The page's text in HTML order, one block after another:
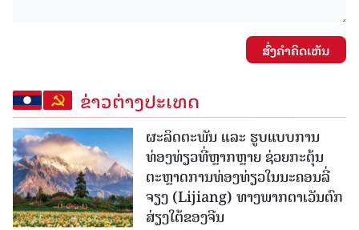
ສົ່ງຄໍາຄິດເຫັນ
ຂ່າວຕ່າງປະເທດ
ຜະລິດຕະພັນ ແລະ ຮູບແບບການ
ທ່ອງທ່ຽວທີ່ຫຼາກຫຼາຍ ຊ່ວຍກະຕຸ້ນ
ຕະຫຼາດການທ່ອງທ່ຽວໃນນະຄອນລີ່
ຈຽງ (Lijiang) ທາງພາກຕາເວັນຕົກ
ສ່ຽງໃຕ້ຂອງຈີນ